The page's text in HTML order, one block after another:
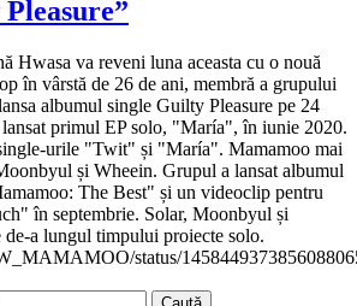
Hwasa va reveni luna aceasta cu o nouă
în vârstă de 26 de ani, membră a grupului
albumul single Guilty Pleasure pe 24
primul EP solo, "María", în iunie 2020.
urile "Twit" și "María". Mamamoo mai
și Wheein. Grupul a lansat albumul
The Best" și un videoclip pentru
în septembrie. Solar, Moonbyul și
de-a lungul timpului proiecte solo.
status/